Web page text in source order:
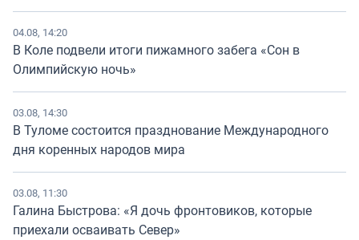
04.08, 14:20
В Коле подвели итоги пижамного забега «Сон в
Олимпийскую ночь»
03.08, 14:30
В Туломе состоится празднование Международного
дня коренных народов мира
03.08, 11:30
Галина Быстрова: «Я дочь фронтовиков, которые
приехали осваивать Север»